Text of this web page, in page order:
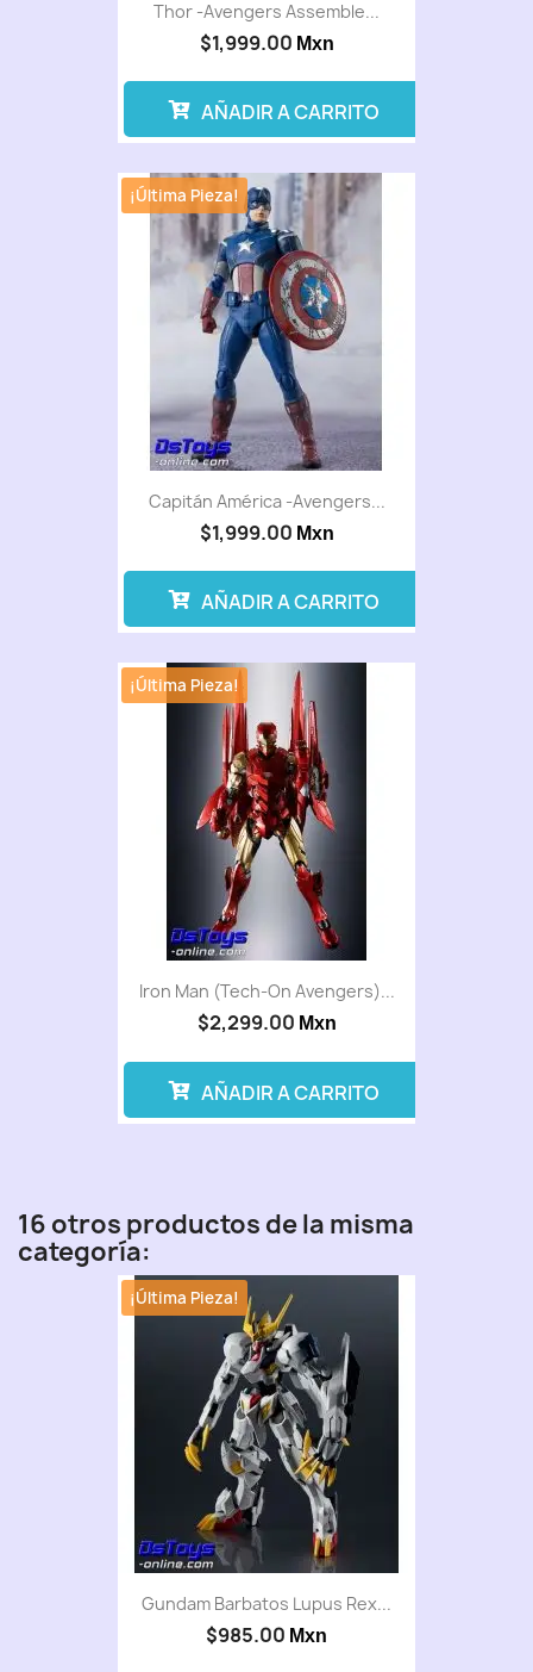
Thor -Avengers Assemble...
$1,999.00 Mxn
AÑADIR A CARRITO
Capitán América -Avengers...
$1,999.00 Mxn
¡Última Pieza!
AÑADIR A CARRITO
Iron Man (Tech-On Avengers)...
$2,299.00 Mxn
¡Última Pieza!
AÑADIR A CARRITO
16 otros productos de la misma
categoría:
Gundam Barbatos Lupus Rex...
$985.00 Mxn
¡Última Pieza!